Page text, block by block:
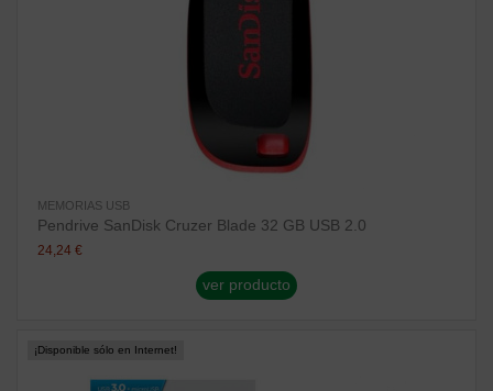
MEMORIAS USB
Pendrive SanDisk Cruzer Blade 32 GB USB 2.0
24,24 €
ver producto
¡Disponible sólo en Internet!